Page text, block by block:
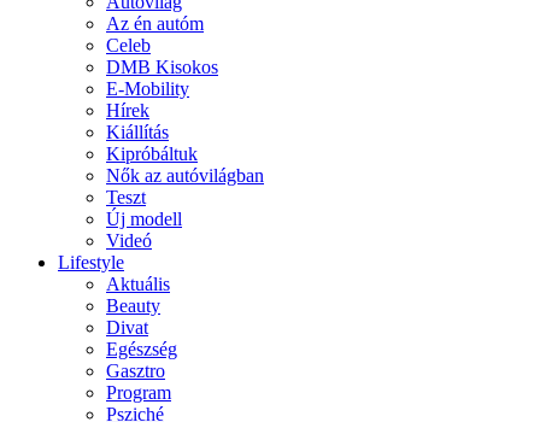
Az én autóm
Celeb
DMB Kisokos
E-Mobility
Hírek
Kiállítás
Kipróbáltuk
Nők az autóvilágban
Teszt
Új modell
Videó
Lifestyle
Aktuális
Beauty
Divat
Egészség
Gasztro
Program
Psziché